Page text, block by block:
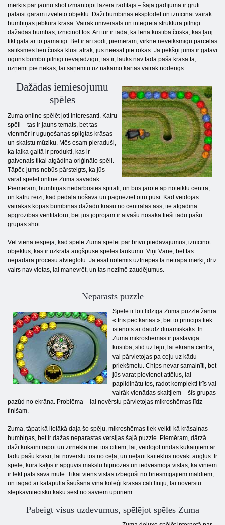
mērķis par jaunu shot izmantojot lāzera rādītājs – šajā gadījumā ir grūti
palaist garām izvēlēto objektu. Daži bumbiņas eksplodēt un iznīcināt vairāk
bumbiņas jebkurā krāsā. Vairāk universāls un integrēta struktūra pilnīgi
dažādas bumbas, iznīcinot tos. Arī tur ir tāda, ka lēna kustība čūska, kas ļauj
tikt galā ar to pamatīgi. Bet ir arī sodi, piemēram, virkne neveiksmīgu pārceļas
satiksmes lien čūska kļūst ātrāk, jūs neesat pie rokas. Ja pēkšņi jums ir gatavi
uguns bumbu pilnīgi nevajadzīgu, tas ir, lauks nav tādā pašā krāsā tā,
uzņemt pie nekas, lai saņemtu uz nākamo kārtas vairāk noderīgs.
Dažādas iemiesojumu
spēles
Zuma online spēlēt ļoti interesanti. Katru
spēli – tas ir jauns temats, bet tas
vienmēr ir uguņošanas spilgtas krāsas
un skaistu mūziku. Mēs esam pieraduši,
ka laika gaitā ir produkti, kas ir
galvenais tikai atgādina oriģinālo spēli.
Tāpēc jums nebūs pārsteigts, ka jūs
varat spēlēt online Zuma savādāk.
Piemēram, bumbiņas nedarbosies spirāli, un būs jārotē ap noteiktu centrā,
un katru reizi, kad pedāļa nošāva un pagrieziet otru pusi. Kad veidojas
vairākas kopas bumbiņas dažādu krāsu no centrālās ass, tie atgādina
apgrozības ventilatoru, bet jūs joprojām ir atvašu nosaka tieši tādu pašu
grupas shot.
Vēl viena iespēja, kad spēle Zuma spēlēt par brīvu piedāvājumus, iznīcinot
objektus, kas ir uzkrāta augšpusē spēles laukumu. Viņi Vāne, bet tas
nepadara procesu atvieglotu. Ja esat nolēmis uztriepes tā netrāpa mērķi, drīz
vairs nav vietas, lai manevrēt, un tas nozīmē zaudējumus.
Neparasts puzzle
Spēle ir ļoti līdzīga Zuma puzzle žanra
« trīs pēc kārtas », bet to princips tiek
īstenots ar daudz dinamiskāks. In
Zuma mikroshēmas ir pastāvīgā
kustībā, slīd uz leju, lai ekrāna centrā,
vai pārvietojas pa ceļu uz kādu
priekšmetu. Chips nevar samainīti, bet
jūs varat pievienot attēlus, lai
papildinātu tos, radot komplekti trīs vai
vairāk vienādas skaitļiem – šīs grupas
pazūd no ekrāna. Problēma – lai novērstu pārvietojas mikroshēmas līdz
finišam.
Zuma, tāpat kā lielākā daļa šo spēļu, mikroshēmas tiek veikti kā krāsainas
bumbiņas, bet ir dažas neparastas versijas šajā puzzle. Piemēram, dārzā
daži kukaiņi rāpot un zirnekļa met tos citiem, lai, veidojot rindās kukaiņiem ar
tādu pašu krāsu, lai novērstu tos no ceļa, un neļaut kaitēkļus novākt augļus. Ir
spēle, kurā kaķis ir apguvis mākslu hipnozes un iedvesmoja vistas, ka viņiem
ir lēkt pats savā mutē. Tikai viens vistas izbēguši no briesmīgajiem maldiem,
un tagad ar katapulta šaušana viņa kolēģi krāsas cāli līniju, lai novērstu
slepkavniecisku kaķu sest no saviem upuriem.
Pabeigt visus uzdevumus, spēlējot spēles Zuma